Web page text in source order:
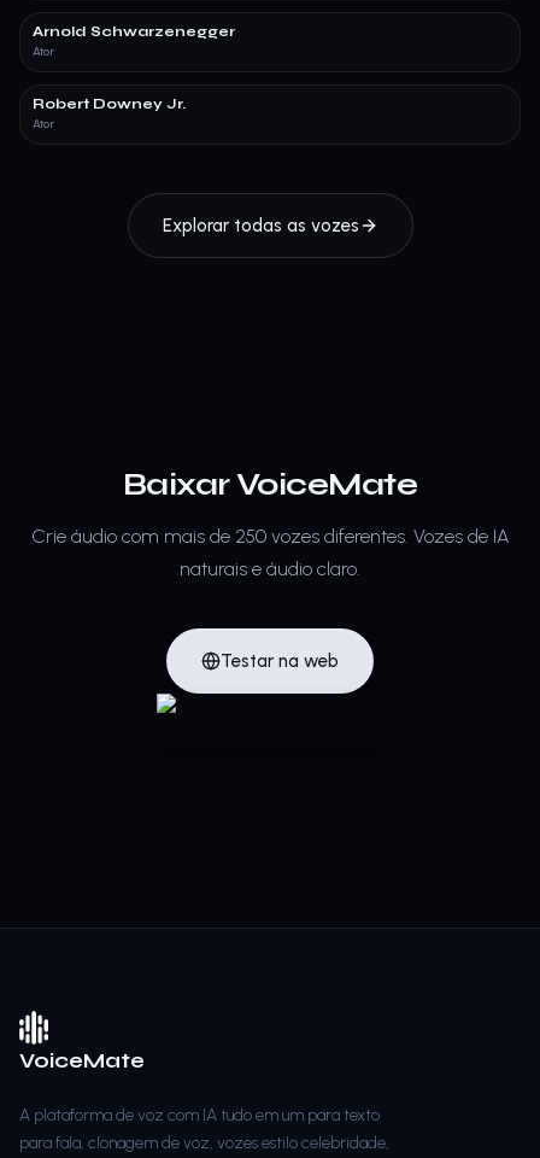
Arnold Schwarzenegger
Ator
Robert Downey Jr.
Ator
Explorar todas as vozes
Baixar VoiceMate
Crie áudio com mais de 250 vozes diferentes. Vozes de IA
naturais e áudio claro.
Testar na web
VoiceMate
A plataforma de voz com IA tudo em um para texto
para fala, clonagem de voz, vozes estilo celebridade,